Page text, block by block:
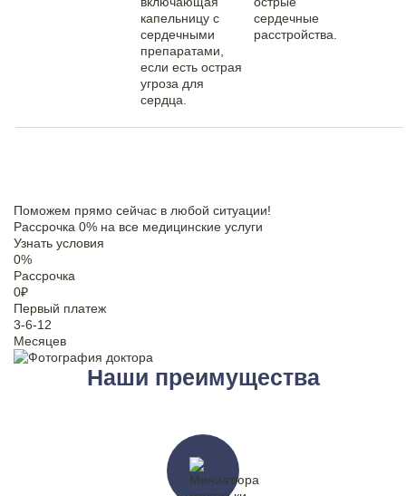
капельницу с
сердечными
препаратами,
если есть острая
угроза для
сердца.
сердечные
расстройства.
Поможем прямо сейчас в любой ситуации!
Рассрочка 0% на все медицинские услуги
Узнать условия
0%
Рассрочка
0₽
Первый платеж
3-6-12
Месяцев
Наши преимущества